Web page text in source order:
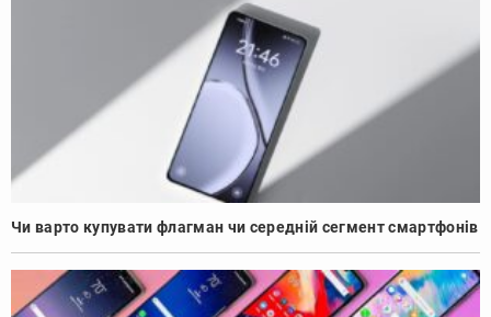
Чи варто купувати флагман чи середній сегмент смартфонів